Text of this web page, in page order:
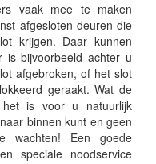
vaak mee te maken
afgesloten deuren die
krijgen. Daar kunnen
is bijvoorbeeld achter u
afgebroken, of het slot
geraakt. Wat de
is voor u natuurlijk
binnen kunt en geen
wachten! Een goede
speciale noodservice